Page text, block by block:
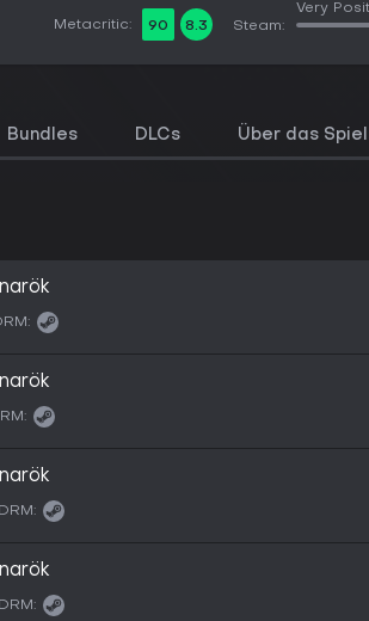
Metacritic: 90 8.3 Steam:
Very
Bundles DLCs Über das Spiel
DRM:
DRM: